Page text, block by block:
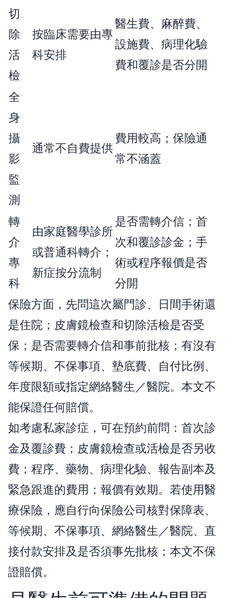
切
除
活
檢
按臨床需要由專
科安排
醫生費、麻醉費、
設施費、病理化驗
費和覆診是否分開
全
身
攝
影
監
測
通常不自費提供
費用較高；保險通
常不涵蓋
轉
介
專
科
由家庭醫學診所
或普通科轉介；
新症按分流制
是否需轉介信；首
次和覆診診金；手
術或程序報價是否
分開
保險方面，先問這次屬門診、日間手術還
是住院；皮膚鏡檢查和切除活檢是否受
保；是否需要轉介信和事前批核；有沒有
等候期、不保事項、墊底費、自付比例、
年度限額或指定網絡醫生／醫院。本文不
能保證任何賠償。
如考慮私家診症，可在預約前問：首次診
金及覆診費；皮膚鏡檢查或活檢是否另收
費；程序、藥物、病理化驗、報告副本及
緊急跟進的費用；報價有效期。若使用醫
療保險，應自行向保險公司核對保障表、
等候期、不保事項、網絡醫生／醫院、直
接付款安排及是否須事先批核；本文不保
證賠償。